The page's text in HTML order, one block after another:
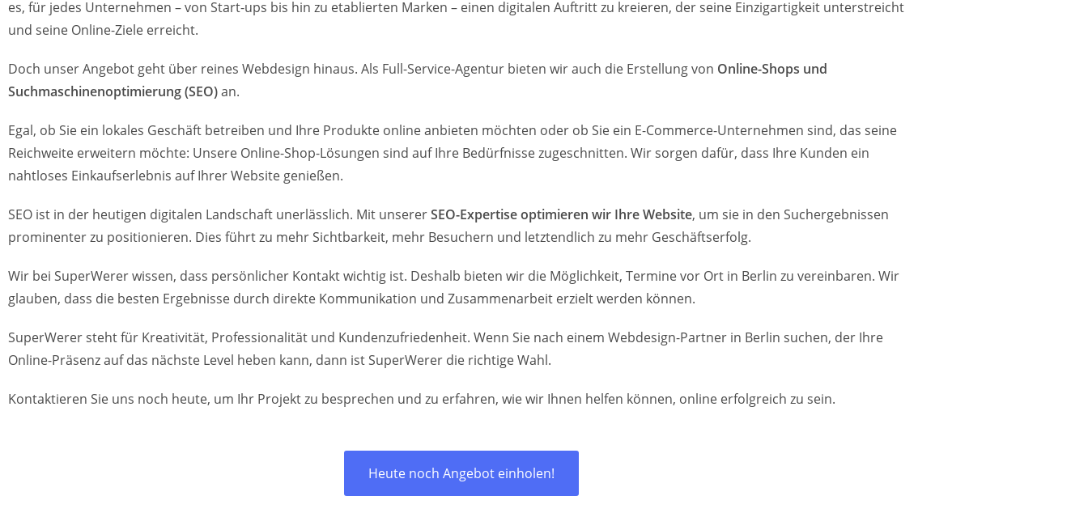
es, für jedes Unternehmen – von Start-ups bis hin zu etablierten Marken – einen digitalen Auftritt zu kreieren, der seine Einzigartigkeit unterstreicht
und seine Online-Ziele erreicht.
Doch unser Angebot geht über reines Webdesign hinaus. Als Full-Service-Agentur bieten wir auch die Erstellung von Online-Shops und
Suchmaschinenoptimierung (SEO)an.
Egal, ob Sie ein lokales Geschäft betreiben und Ihre Produkte online anbieten möchten oder ob Sie ein E-Commerce-Unternehmen sind, das seine
Reichweite erweitern möchte: Unsere Online-Shop-Lösungen sind auf Ihre Bedürfnisse zugeschnitten. Wir sorgen dafür, dass Ihre Kunden ein
nahtloses Einkaufserlebnis auf Ihrer Website genießen.
SEO ist in der heutigen digitalen Landschaft unerlässlich. Mit unsererSEO-Expertise optimieren wir Ihre Website, um sie in den Suchergebnissen
prominenter zu positionieren. Dies führt zu mehr Sichtbarkeit, mehr Besuchern und letztendlich zu mehr Geschäftserfolg.
Wir bei SuperWerer wissen, dass persönlicher Kontakt wichtig ist. Deshalb bieten wir die Möglichkeit, Termine vor Ort in Berlin zu vereinbaren. Wir
glauben, dass die besten Ergebnisse durch direkte Kommunikation und Zusammenarbeit erzielt werden können.
SuperWerer steht für Kreativität, Professionalität und Kundenzufriedenheit. Wenn Sie nach einem Webdesign-Partner in Berlin suchen, der Ihre
Online-Präsenz auf das nächste Level heben kann, dann ist SuperWerer die richtige Wahl.
Kontaktieren Sie uns noch heute, um Ihr Projekt zu besprechen und zu erfahren, wie wir Ihnen helfen können, online erfolgreich zu sein.
Heute noch Angebot einholen!